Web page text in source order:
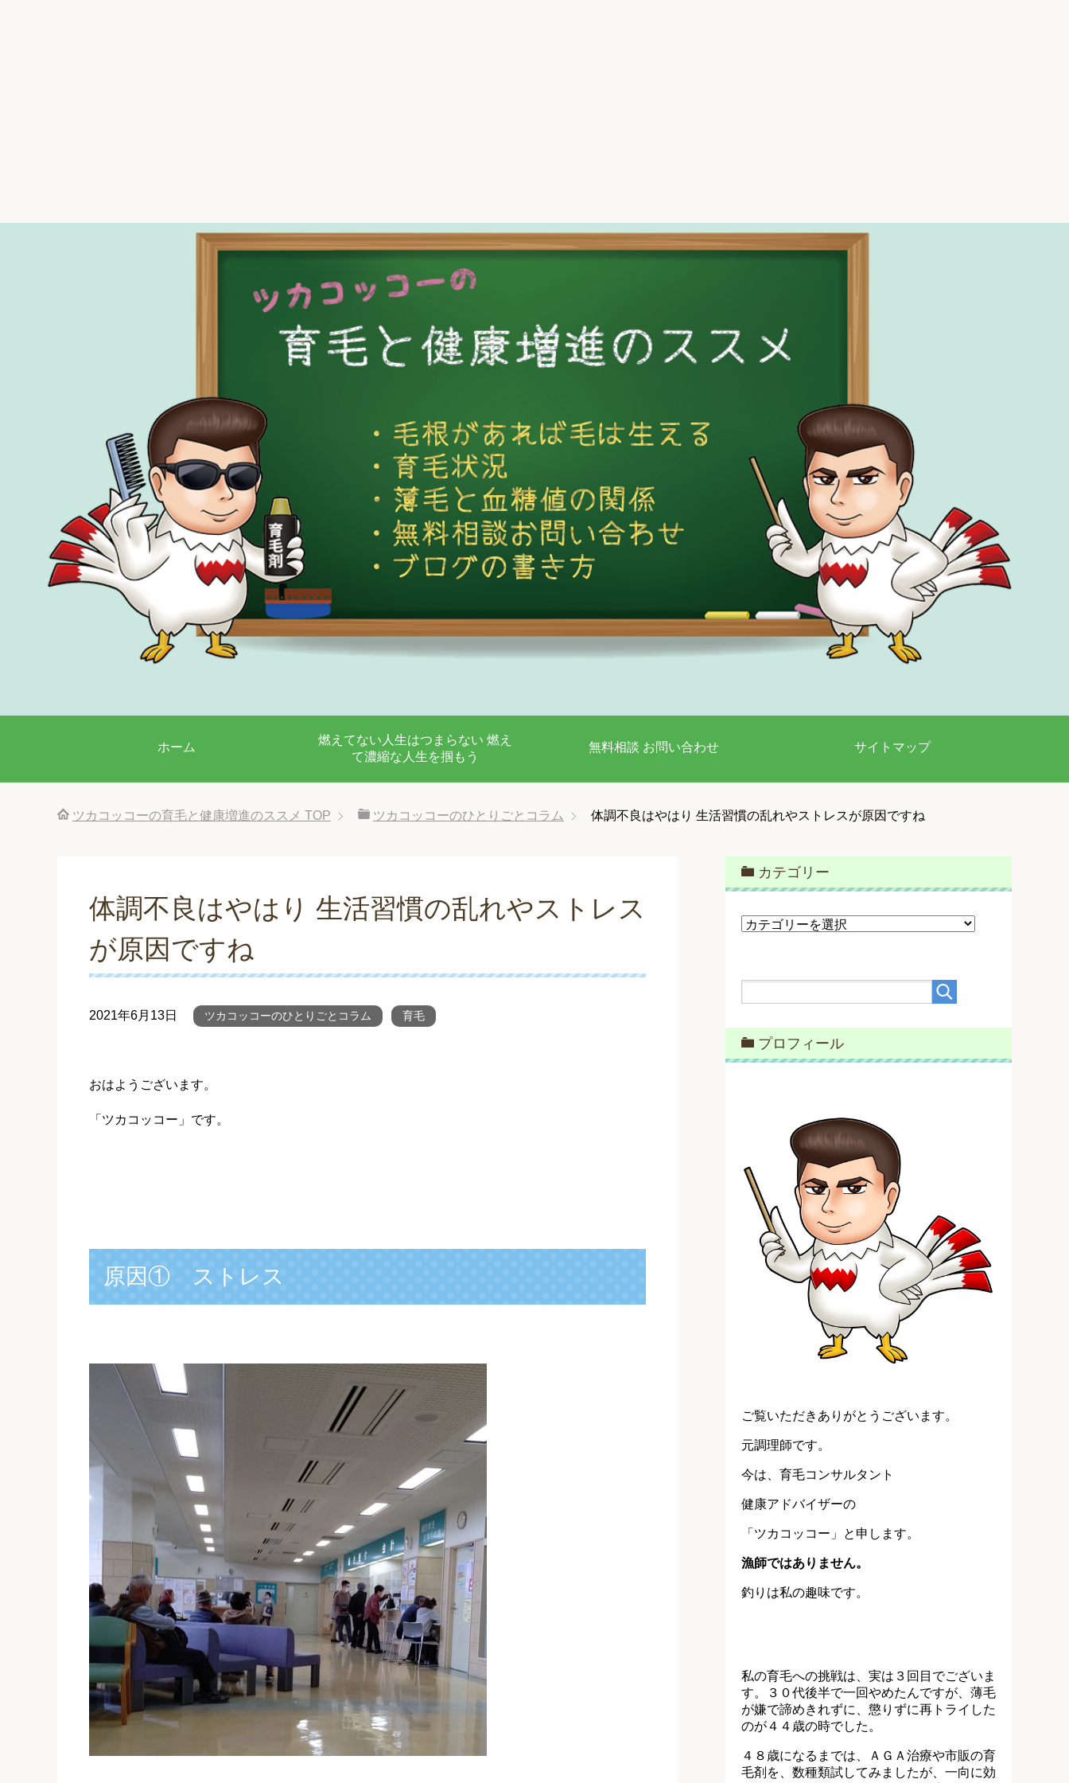
ホーム
燃えてない人生はつまらない 燃え
て濃縮な人生を掴もう
無料相談 お問い合わせ サイトマップ
ツカコッコーの育毛と健康増進のススメ TOP ツカコッコーのひとりごとコラム 体調不良はやはり 生活習慣の乱れやストレスが原因ですね
体調不良はやはり 生活習慣の乱れやストレス
が原因ですね
2021年6月13日 ツカコッコーのひとりごとコラム 育毛
おはようございます。
「ツカコッコー」です。
原因① ストレス
カテゴリー
カ
プロフィール
ご覧いただきありがとうございます。
元調理師です。
今は、育毛コンサルタント
健康アドバイザーの
「ツカコッコー」と申します。
漁師ではありません。
釣りは私の趣味です。
私の育毛への挑戦は、実は３回目でございま
す。３０代後半で一回やめたんですが、薄毛
が嫌で諦めきれずに、懲りずに再トライした
のが４４歳の時でした。
４８歳になるまでは、ＡＧＡ治療や市販の育
毛剤を、数種類試してみましたが、一向に効